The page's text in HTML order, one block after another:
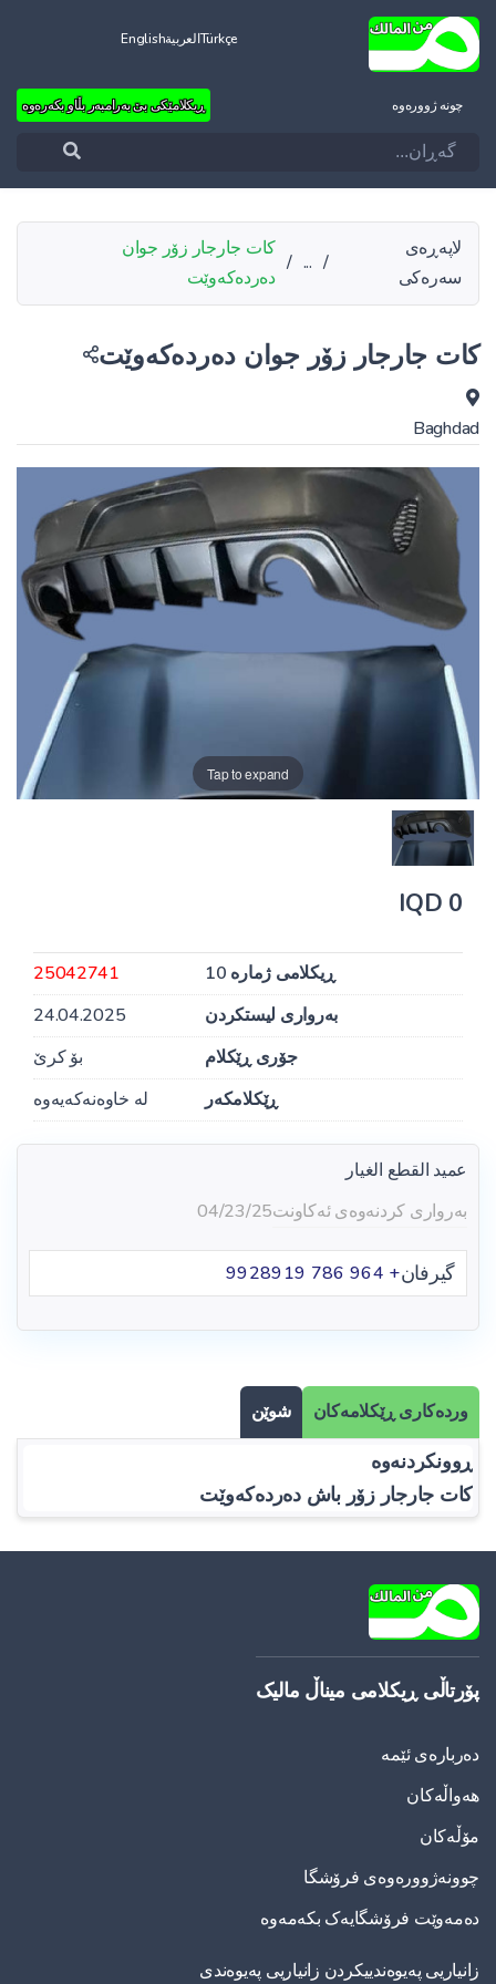
TürkçeالعربيةEnglish
چونه‌ ژووره‌وه‌ ڕیکلامێکی بێ بەرامبەر بڵاو بکەرەوە
لاپەڕەی
سەرەکی
/
...
/
کات جارجار زۆر جوان
دەردەکەوێت
کات جارجار زۆر جوان دەردەکەوێت
Baghdad
Tap to expand
0 IQD
ڕیکلامی ژمارە 10
25042741
بەرواری لیستکردن
24.04.2025
جۆری ڕێکلام
بۆ کرێ
ڕێکلامکەر
لە خاوەنەکەیەوە
عميد القطع الغيار
بەرواری کردنەوەی ئەکاونت04/23/25
گیرفان+ 964 786 9928919
وردەکاری ڕێکلامەکان شوێن
ڕوونکردنەوە
کات جارجار زۆر باش دەردەکەوێت
پۆرتاڵی ڕیکلامی میناڵ مالیک
دەربارەی ئێمە
هەواڵەکان
مۆڵەکان
چوونەژوورەوەی فرۆشگا
دەمەوێت فرۆشگایەک بکەمەوە
زانیاریی په‌یوه‌ندییكردن زانیاریی په‌یوه‌ندی